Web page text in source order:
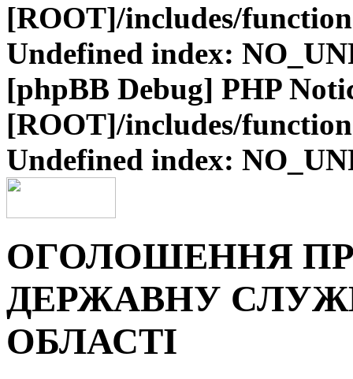
[ROOT]/includes/
Undefined index:
[phpBB Debug] PHP
[ROOT]/includes/
Undefined index:
ОГОЛОШЕННЯ
ДЕРЖАВНУ
ОБЛАСТІ